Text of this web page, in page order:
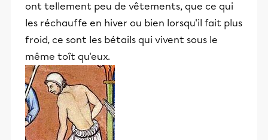
ont tellement peu de vêtements, que ce qui
les réchauffe en hiver ou bien lorsqu'il fait plus
froid, ce sont les bétails qui vivent sous le
même toît qu'eux.